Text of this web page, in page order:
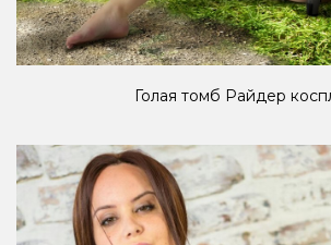
Голая томб Райдер